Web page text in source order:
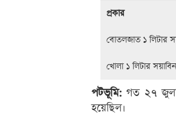
প্রকার
বোতলজাত ১ লিটার
খোলা ১ লিটার সয়াবিন
পটভূমি: গত ২৭
হয়েছিল।